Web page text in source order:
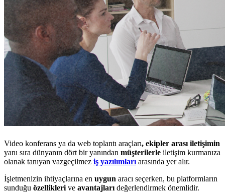
Video konferans ya da web toplantı araçları, ekipler arası iletişimin
yanı sıra dünyanın dört bir yanından müşterilerle iletişim kurmanıza
olanak tanıyan vazgeçilmez iş yazılımları arasında yer alır.
İşletmenizin ihtiyaçlarına en uygun aracı seçerken, bu platformların
sunduğu özellikleri ve avantajları değerlendirmek önemlidir.